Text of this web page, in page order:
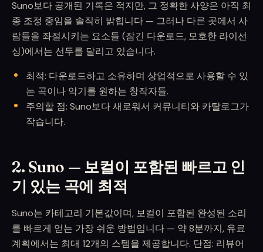
Suno보다 공개된 기록은 적지만, 그 정확한 사양은 아직 최
종 조정 중임을 솔직히 밝힙니다 — 그러나 다른 곳에서 사
람들을 좌절시키는 요소들 (잠긴 다운로드, 모호한 라이선
싱)에서는 선두를 달리고 있습니다.
최적: 다운로드하고 소유하며 상업적으로 사용할 수 있
는 곡이나 악기를 원하는 창작자들.
주의할 점: Suno보다 새로워서 커뮤니티와 카탈로그가
작습니다.
2. Suno — 보컬이 포함된 빠르고 인
기 있는 곡에 최적
Suno는 카테고리 기본값이며, 보컬이 포함된 완성된 소리
를 빠르게 얻는 가장 쉬운 방법입니다 — 약 8분까지, 유료
계획에서는 최대 12개의 스템을 제공합니다. 단점: 리뷰어